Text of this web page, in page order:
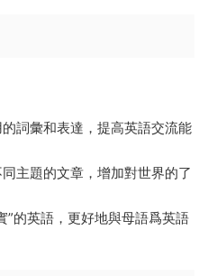
的詞彙和表達，提高英語交流能
同主題的文章，增加對世界的了
”的英語，更好地與母語爲英語